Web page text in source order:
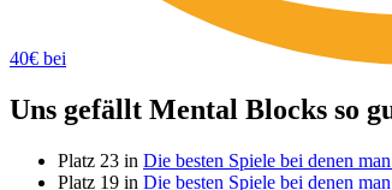
40€ bei
Uns gefällt Mental Blocks so
Platz 23 in Die besten Spiele bei denen
Platz 19 in Die besten Spiele bei denen